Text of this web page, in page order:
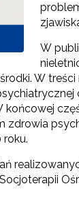
W
W
końcowej
zdrowia